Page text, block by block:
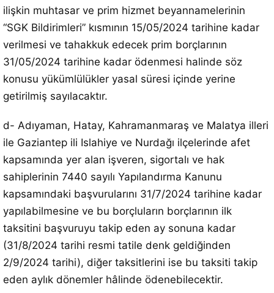
ilişkin muhtasar ve prim hizmet beyannamelerinin
“SGK Bildirimleri” kısmının 15/05/2024 tarihine kadar
verilmesi ve tahakkuk edecek prim borçlarının
31/05/2024 tarihine kadar ödenmesi halinde söz
konusu yükümlülükler yasal süresi içinde yerine
getirilmiş sayılacaktır.
d- Adıyaman, Hatay, Kahramanmaraş ve Malatya illeri
ile Gaziantep ili Islahiye ve Nurdağı ilçelerinde afet
kapsamında yer alan işveren, sigortalı ve hak
sahiplerinin 7440 sayılı Yapılandırma Kanunu
kapsamındaki başvurularını 31/7/2024 tarihine kadar
yapılabilmesine ve bu borçluların borçlarının ilk
taksitini başvuruyu takip eden ay sonuna kadar
(31/8/2024 tarihi resmi tatile denk geldiğinden
2/9/2024 tarihi), diğer taksitlerini ise bu taksiti takip
eden aylık dönemler hâlinde ödenebilecektir.